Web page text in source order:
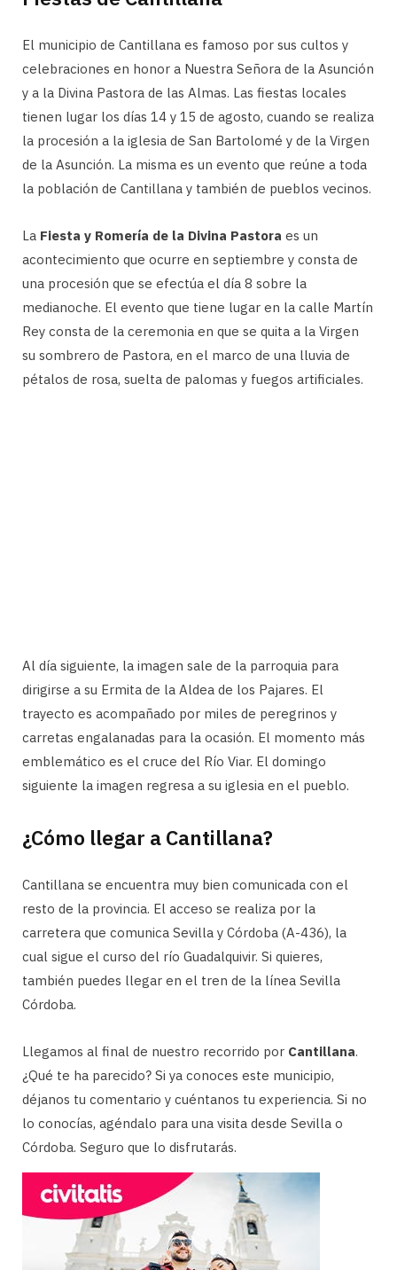
El municipio de Cantillana es famoso por sus cultos y
celebraciones en honor a Nuestra Señora de la Asunción
y a la Divina Pastora de las Almas. Las fiestas locales
tienen lugar los días 14 y 15 de agosto, cuando se realiza
la procesión a la iglesia de San Bartolomé y de la Virgen
de la Asunción. La misma es un evento que reúne a toda
la población de Cantillana y también de pueblos vecinos.
La Fiesta y Romería de la Divina Pastora es un
acontecimiento que ocurre en septiembre y consta de
una procesión que se efectúa el día 8 sobre la
medianoche. El evento que tiene lugar en la calle Martín
Rey consta de la ceremonia en que se quita a la Virgen
su sombrero de Pastora, en el marco de una lluvia de
pétalos de rosa, suelta de palomas y fuegos artificiales.
Al día siguiente, la imagen sale de la parroquia para
dirigirse a su Ermita de la Aldea de los Pajares. El
trayecto es acompañado por miles de peregrinos y
carretas engalanadas para la ocasión. El momento más
emblemático es el cruce del Río Viar. El domingo
siguiente la imagen regresa a su iglesia en el pueblo.
¿Cómo llegar a Cantillana?
Cantillana se encuentra muy bien comunicada con el
resto de la provincia. El acceso se realiza por la
carretera que comunica Sevilla y Córdoba (A-436), la
cual sigue el curso del río Guadalquivir. Si quieres,
también puedes llegar en el tren de la línea Sevilla
Córdoba.
Llegamos al final de nuestro recorrido por Cantillana.
¿Qué te ha parecido? Si ya conoces este municipio,
déjanos tu comentario y cuéntanos tu experiencia. Si no
lo conocías, agéndalo para una visita desde Sevilla o
Córdoba. Seguro que lo disfrutarás.